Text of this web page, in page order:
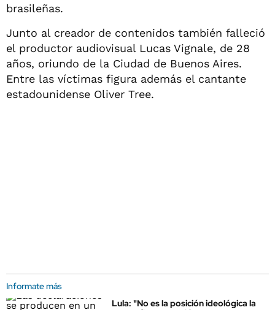
brasileñas.
Junto al creador de contenidos también falleció
el productor audiovisual Lucas Vignale, de 28
años, oriundo de la Ciudad de Buenos Aires.
Entre las víctimas figura además el cantante
estadounidense Oliver Tree.
Informate más
Lula: "No es la posición ideológica la